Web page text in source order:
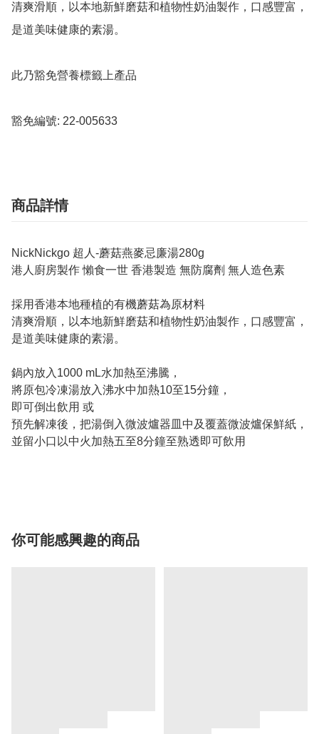
清爽滑順，以本地新鮮磨菇和植物性奶油製作，口感豐富，
是道美味健康的素湯。
此乃豁免營養標籤上產品
豁免編號: 22-005633
商品詳情
NickNickgo 超人-蘑菇燕麥忌廉湯280g
港人廚房製作 懶食一世 香港製造 無防腐劑 無人造色素
採用香港本地種植的有機蘑菇為原材料
清爽滑順，以本地新鮮磨菇和植物性奶油製作，口感豐富，
是道美味健康的素湯。
鍋內放入1000 mL水加熱至沸騰，
將原包冷凍湯放入沸水中加熱10至15分鐘，
即可倒出飲用 或
預先解凍後，把湯倒入微波爐器皿中及覆蓋微波爐保鮮紙，
並留小口以中火加熱五至8分鐘至熟透即可飲用
你可能感興趣的商品